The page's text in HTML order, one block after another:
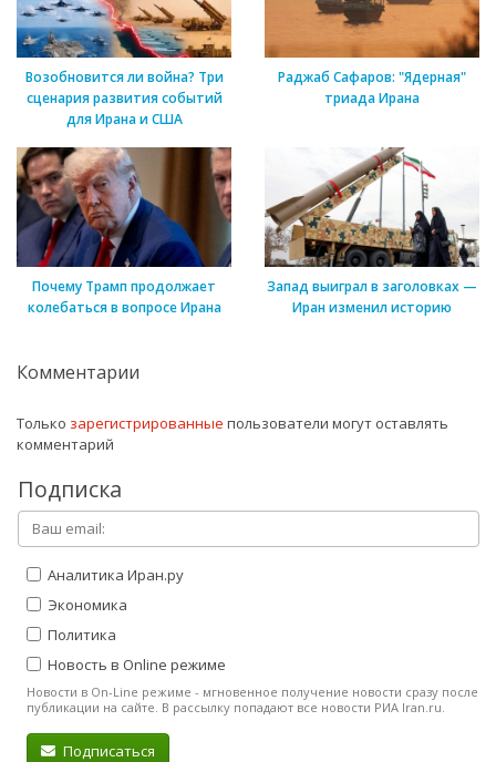
Возобновится ли война? Три
сценария развития событий
для Ирана и США
Раджаб Сафаров: "Ядерная"
триада Ирана
Почему Трамп продолжает
колебаться в вопросе Ирана
Запад выиграл в заголовках —
Иран изменил историю
Комментарии
Только зарегистрированные пользователи могут оставлять
комментарий
Подписка
Аналитика Иран.ру
Экономика
Политика
Новость в Online режиме
Новости в On-Line режиме - мгновенное получение новости сразу после
публикации на сайте. В рассылку попадают все новости РИА Iran.ru.
Подписаться